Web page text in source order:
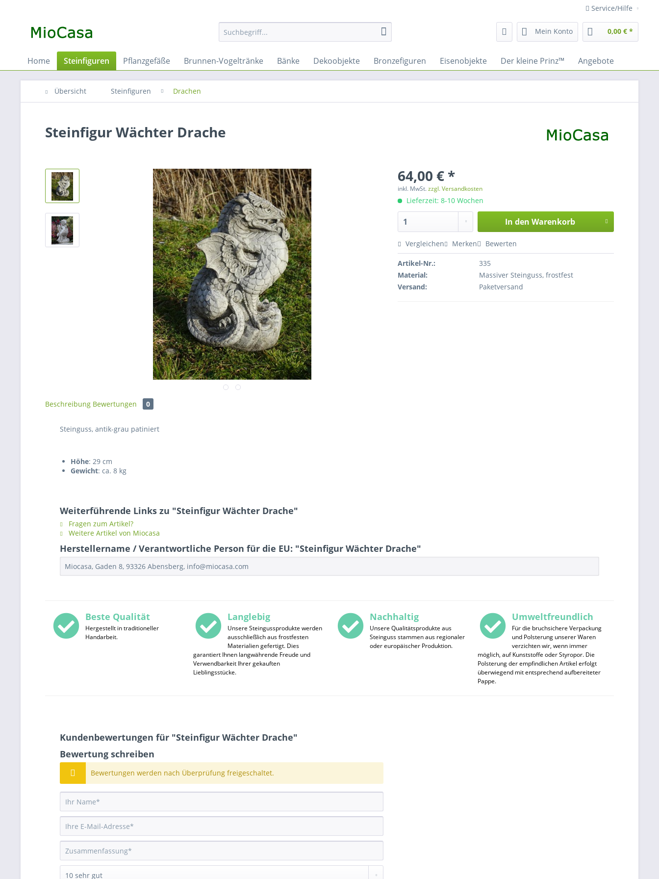
Service/Hilfe
Mein Konto 0,00 € *
Home Steinfiguren Pflanzgefäße Brunnen-Vogeltränke Bänke Dekoobjekte Bronzefiguren Eisenobjekte Der kleine Prinz™ Angebote
Übersicht Steinfiguren Drachen
Steinfigur Wächter Drache
64,00 € *
inkl. MwSt.zzgl. Versandkosten
Lieferzeit: 8-10 Wochen
In den Warenkorb
Vergleichen Merken Bewerten
Artikel-Nr.:
335
Material:
Massiver Steinguss, frostfest
Versand:
Paketversand
Beschreibung Bewertungen 0
Steinguss, antik-grau patiniert
Höhe: 29 cm
Gewicht: ca. 8 kg
Weiterführende Links zu "Steinfigur Wächter Drache"
Fragen zum Artikel?
Weitere Artikel von Miocasa
Herstellername / Verantwortliche Person für die EU: "Steinfigur Wächter Drache"
Miocasa, Gaden 8, 93326 Abensberg, info@miocasa.com
Beste Qualität
Hergestellt in traditioneller
Handarbeit.
Langlebig
Unsere Steingussprodukte werden
ausschließlich aus frostfesten
Materialien gefertigt. Dies
garantiert Ihnen langwährende Freude und
Verwendbarkeit Ihrer gekauften
Lieblingsstücke.
Nachhaltig
Unsere Qualitätsprodukte aus
Steinguss stammen aus regionaler
oder europäischer Produktion.
Umweltfreundlich
Für die bruchsichere Verpackung
und Polsterung unserer Waren
verzichten wir, wenn immer
möglich, auf Kunststoffe oder Styropor. Die
Polsterung der empfindlichen Artikel erfolgt
überwiegend mit entsprechend aufbereiteter
Pappe.
Kundenbewertungen für "Steinfigur Wächter Drache"
Bewertung schreiben
Bewertungen werden nach Überprüfung freigeschaltet.